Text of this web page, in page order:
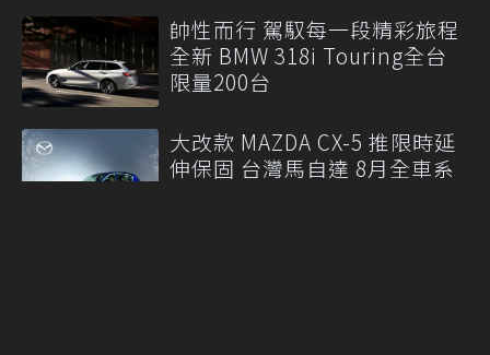
帥性而行 駕馭每一段精彩旅程
全新 BMW 318i Touring全台
限量200台
大改款 MAZDA CX-5 推限時延
伸保固 台灣馬自達 8月全車系